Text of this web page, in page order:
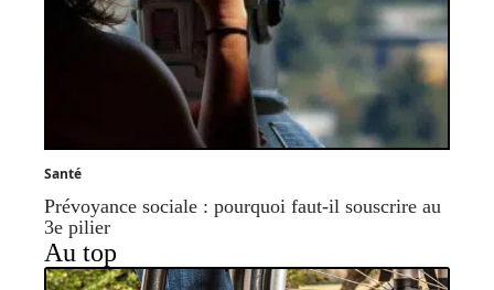
Santé
Prévoyance sociale : pourquoi faut-il souscrire au
3e pilier
Au top